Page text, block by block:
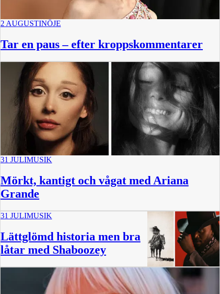
2 AUGUSTINÖJE
Tar en paus – efter kroppskommentarer
31 JULIMUSIK
Mörkt, kantigt och vågat med Ariana
Grande
31 JULIMUSIK
Lättglömd historia men bra
låtar med Shaboozey